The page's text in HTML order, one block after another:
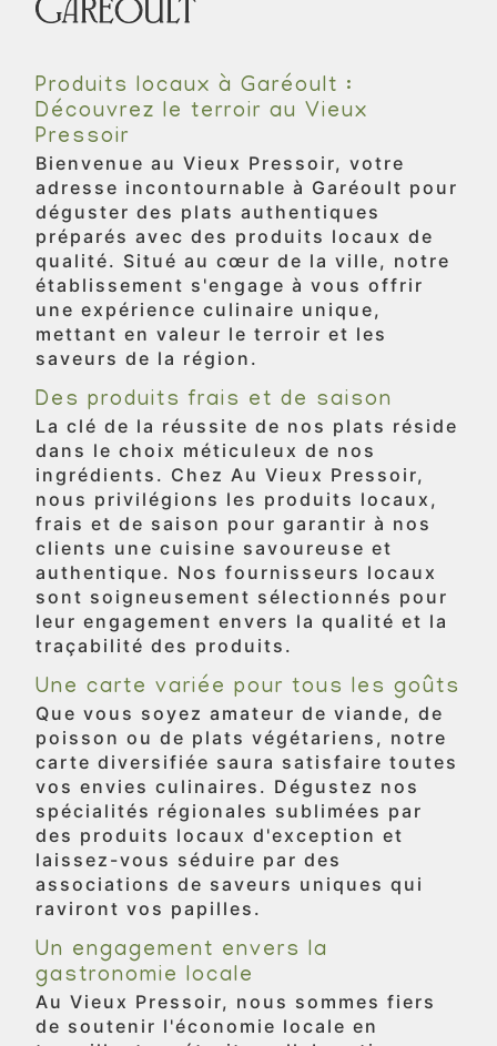
Produits locaux à Garéoult :
Découvrez le terroir au Vieux
Pressoir
Bienvenue au Vieux Pressoir, votre
adresse incontournable à Garéoult pour
déguster des plats authentiques
préparés avec des produits locaux de
qualité. Situé au cœur de la ville, notre
établissement s'engage à vous offrir
une expérience culinaire unique,
mettant en valeur le terroir et les
saveurs de la région.
Des produits frais et de saison
La clé de la réussite de nos plats réside
dans le choix méticuleux de nos
ingrédients. Chez Au Vieux Pressoir,
nous privilégions les produits locaux,
frais et de saison pour garantir à nos
clients une cuisine savoureuse et
authentique. Nos fournisseurs locaux
sont soigneusement sélectionnés pour
leur engagement envers la qualité et la
traçabilité des produits.
Une carte variée pour tous les goûts
Que vous soyez amateur de viande, de
poisson ou de plats végétariens, notre
carte diversifiée saura satisfaire toutes
vos envies culinaires. Dégustez nos
spécialités régionales sublimées par
des produits locaux d'exception et
laissez-vous séduire par des
associations de saveurs uniques qui
raviront vos papilles.
Un engagement envers la
gastronomie locale
Au Vieux Pressoir, nous sommes fiers
de soutenir l'économie locale en